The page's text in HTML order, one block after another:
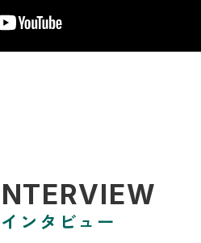
ンタビュー